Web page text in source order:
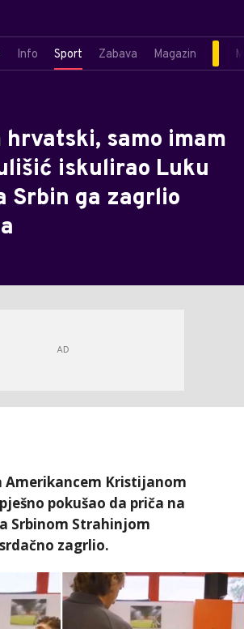
Info Sport Zabava Magazin
hrvatski, samo imam
iskulirao Luku
Srbin ga zagrlio
Amerikancem Kristijanom
pokušao da priča na
Srbinom Strahinjom
zagrlio.